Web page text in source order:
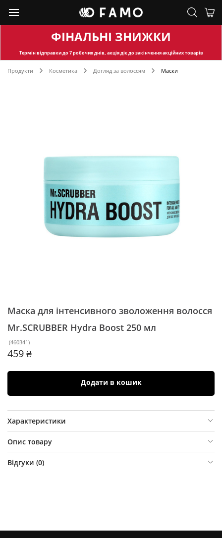
ФІНАЛЬНІ ЗНИЖКИ
Термін відправкидо 7 робочих днів, акція діє до закінчення акційних товарів
Продукти Косметика Догляд за волоссям Маски
Маска для інтенсивного зволоження волосся
Mr.SCRUBBER Hydra Boost 250 мл
(460341)
459 ₴
Додати в кошик
Характеристики
Опис товару
Відгуки (0)